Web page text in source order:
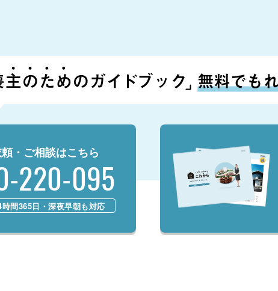
・ご相談はこちら
220-095
時間365日・深夜早朝も対応